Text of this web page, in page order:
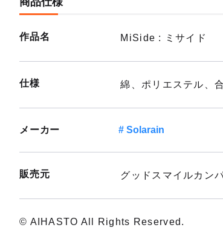
作品名 MiSide : ミサイド
仕様 綿、ポリエステル、
メーカー Solarain
販売元 グッドスマイルカン
© AIHASTO All Rights Reserved.